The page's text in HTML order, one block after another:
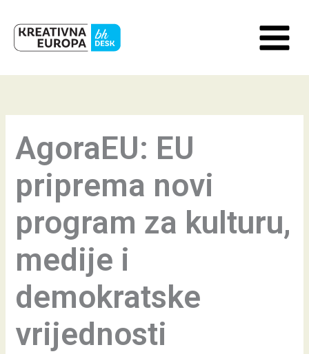
content
AgoraEU: EU
priprema novi
program za kulturu,
medije i
demokratske
vrijednosti